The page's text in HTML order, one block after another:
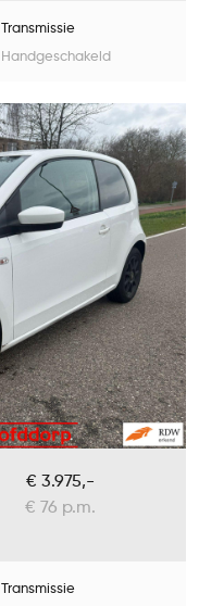
Transmissie
Handgeschakeld
€ 3.975,-
€ 76 p.m.
Transmissie